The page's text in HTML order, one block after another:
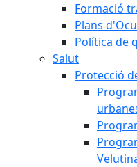
Formació
Plans
Política de
Salut
Protecció